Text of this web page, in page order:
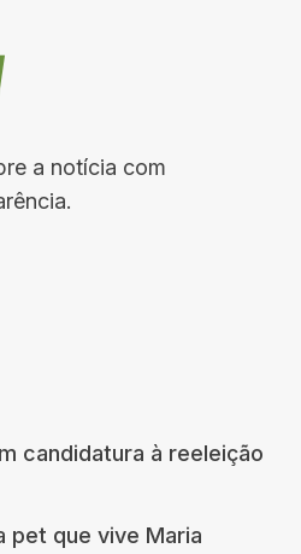
a notícia com
candidatura à reeleição
pet que vive Maria